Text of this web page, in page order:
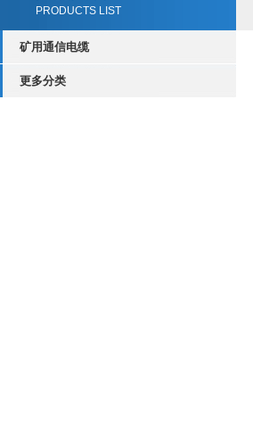
PRODUCTS LIST
矿用通信电缆
更多分类